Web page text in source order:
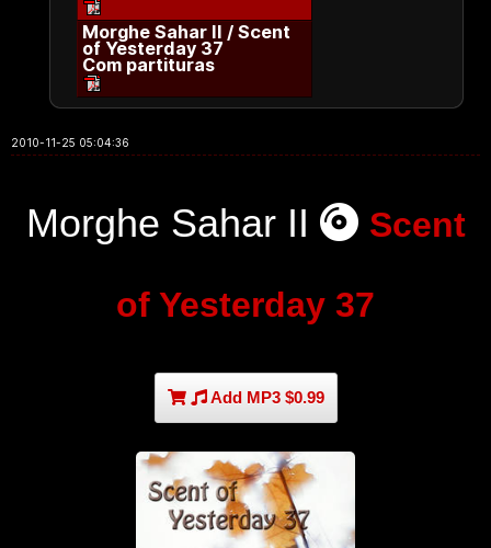
Morghe Sahar II / Scent
of Yesterday 37
Com partituras
2010-11-25 05:04:36
Morghe Sahar II Scent
of Yesterday 37
Add MP3 $0.99